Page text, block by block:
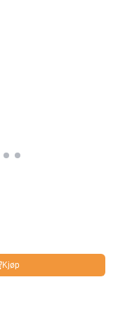
Kjøp